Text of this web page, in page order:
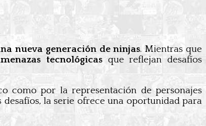
nueva generación de ninjas. Mientras que
tecnológicas que reflejan desafíos
como por la representación de personajes
la serie ofrece una oportunidad para